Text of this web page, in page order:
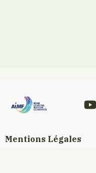
Mentions Légales